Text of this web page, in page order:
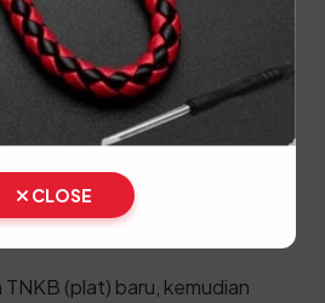
status pajak progresif.
untuk membayar PNBP
berkas.
di Loket BBN II.
dan biaya balik nama di
TNKB (plat) baru, kemudian
CLOSE